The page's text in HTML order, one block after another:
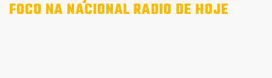
FOCO NA NACIONAL RADIO DE HOJE